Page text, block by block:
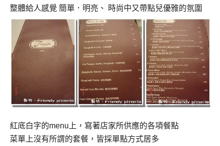
整體給人感覺 簡單．明亮、 時尚中又帶點兒優雅的氛圍
紅底白字的menu 上，寫著店家所供應的各項餐點
菜單上沒有所謂的套餐，皆採單點方式居多